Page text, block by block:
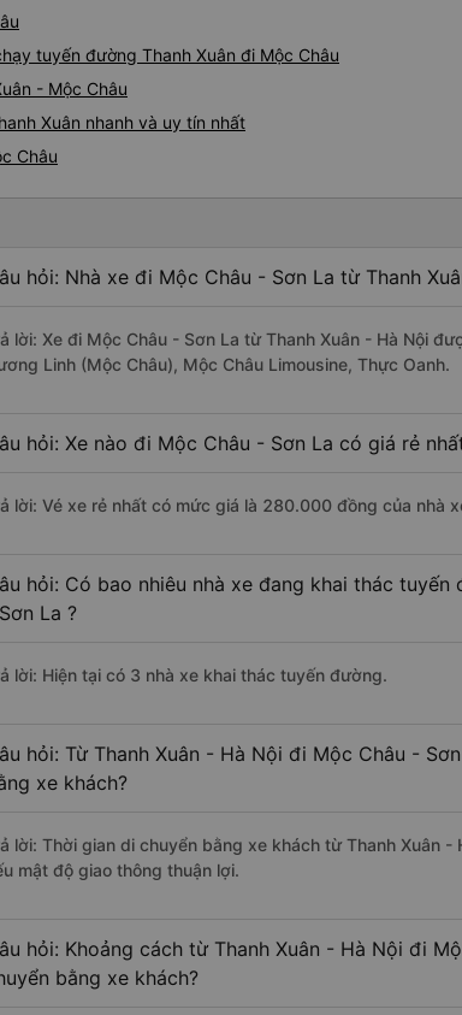
tuyến đường Thanh Xuân đi Mộc Châu
- Mộc Châu
Xuân nhanh và uy tín nhất
Châu
hỏi: Nhà xe đi Mộc Châu - Sơn La từ Thanh
lời: Xe đi Mộc Châu - Sơn La từ Thanh Xuân - Hà Nội
Linh (Mộc Châu), Mộc Châu Limousine, Thực Oanh.
hỏi: Xe nào đi Mộc Châu - Sơn La có giá rẻ
lời: Vé xe rẻ nhất có mức giá là 280.000 đồng của nhà
hỏi: Có bao nhiêu nhà xe đang khai thác
La ?
lời: Hiện tại có 3 nhà xe khai thác tuyến đường.
hỏi: Từ Thanh Xuân - Hà Nội đi Mộc Châu -
xe khách?
lời: Thời gian di chuyển bằng xe khách từ Thanh Xuân
mật độ giao thông thuận lợi.
hỏi: Khoảng cách từ Thanh Xuân - Hà Nội đi
bằng xe khách?